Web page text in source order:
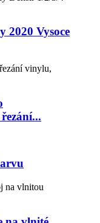
2020 Vysoce